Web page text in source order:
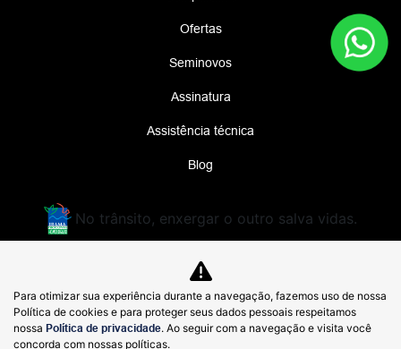
Ofertas
Seminovos
Assinatura
Assistência técnica
Blog
No trânsito, enxergar o outro salva vidas.
DIMAS GWM COMERCIO DE AUTOMOVEIS
IMPORTADOS LTDA
48.785.806/0005-92
Para otimizar sua experiência durante a navegação, fazemos uso de nossa
Política de cookies e para proteger seus dados pessoais respeitamos
nossa Política de privacidade. Ao seguir com a navegação e visita você
concorda com nossas políticas.